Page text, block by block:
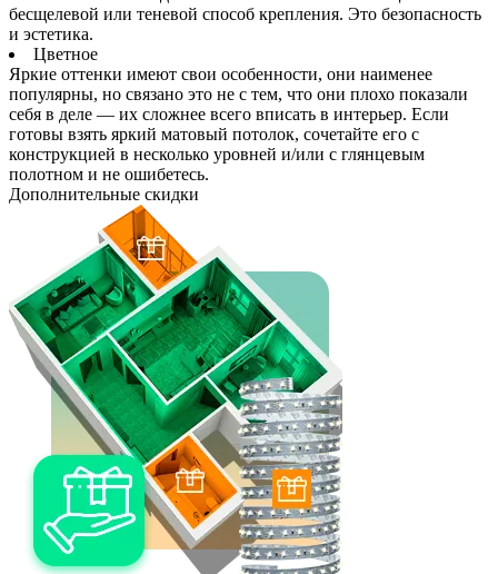
бесщелевой или теневой способ крепления. Это безопасность
и эстетика.
Цветное
Яркие оттенки имеют свои особенности, они наименее
популярны, но связано это не с тем, что они плохо показали
себя в деле — их сложнее всего вписать в интерьер. Если
готовы взять яркий матовый потолок, сочетайте его с
конструкцией в несколько уровней и/или с глянцевым
полотном и не ошибетесь.
Дополнительные скидки